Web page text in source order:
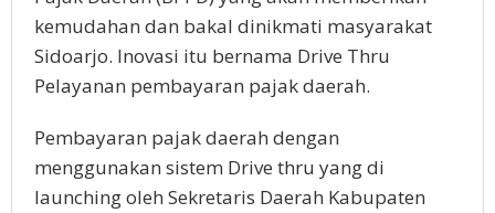
kemudahan dan bakal dinikmati masyarakat
Sidoarjo. Inovasi itu bernama Drive Thru
Pelayanan pembayaran pajak daerah.
Pembayaran pajak daerah dengan
menggunakan sistem Drive thru yang di
launching oleh Sekretaris Daerah Kabupaten